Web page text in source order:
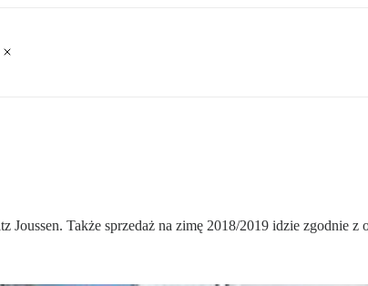
Także sprzedaż na zimę 2018/2019 idzie zgodnie z